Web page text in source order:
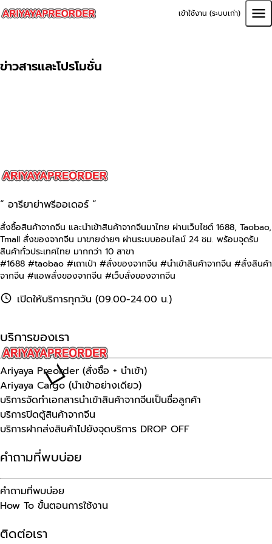
เข้าใช้งาน (ระบบเก่า)
ข่าวสารและโปรโมชั่น
“ อารียาย่าพรีออเดอร์ ”
สั่งซื้อสินค้าจากจีน และนำเข้าสินค้าจากจีนมาไทย ผ่านเว็บไซต์ 1688, Taobao,
Tmall สั่งของจากจีน มาขายง่ายๆ ผ่านระบบออนไลน์ 24 ชม. พร้อมจุดรับ
สินค้าทั่วประเทศไทย มากกว่า 10 สาขา
#1688 #taobao #เถาเป่า #สั่งของจากจีน #นําเข้าสินค้าจากจีน #สั่งสินค้า
จากจีน #แอพสั่งของจากจีน #เว็บสั่งของจากจีน
เปิดให้บริการทุกวัน (09.00-24.00 น.)
บริการของเรา
Ariyaya Preorder (สั่งซื้อ + นำเข้า)
Ariyaya Cargo (นำเข้าอย่างเดียว)
บริการจัดทำเอกสารนำเข้าสินค้าจากจีนเป็นชื่อลูกค้า
บริการปิดตู้สินค้าจากจีน
บริการฝากส่งสินค้าไปยังจุดบริการ DROP OFF
คำถามที่พบบ่อย
คำถามที่พบบ่อย
How To ขั้นตอนการใช้งาน
ติดต่อเรา